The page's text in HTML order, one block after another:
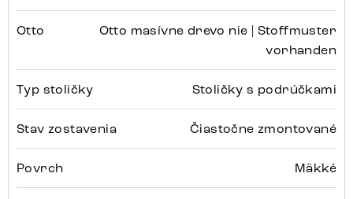
Otto
Otto masívne drevo nie | Stoffmuster
vorhanden
Typ stoličky Stoličky s podrúčkami
Stav zostavenia Čiastočne zmontované
Povrch Mäkké